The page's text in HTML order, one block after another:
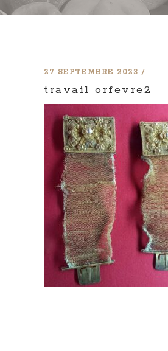
27 SEPTEMBRE 2023
travail orfevre2